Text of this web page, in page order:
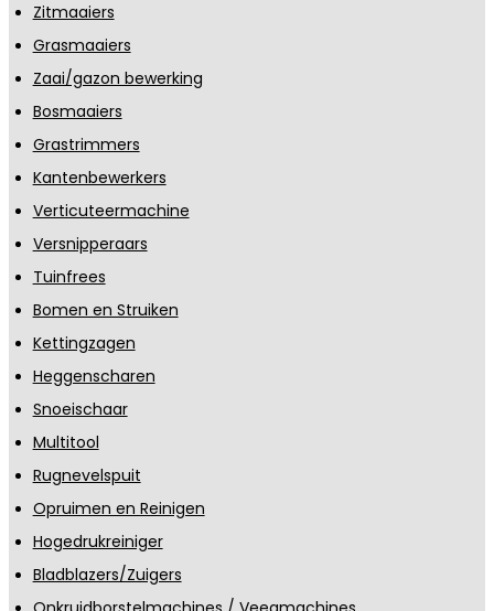
Zitmaaiers
Grasmaaiers
Zaai/gazon bewerking
Bosmaaiers
Grastrimmers
Kantenbewerkers
Verticuteermachine
Versnipperaars
Tuinfrees
Bomen en Struiken
Kettingzagen
Heggenscharen
Snoeischaar
Multitool
Rugnevelspuit
Opruimen en Reinigen
Hogedrukreiniger
Bladblazers/Zuigers